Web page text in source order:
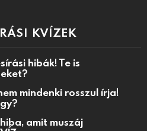
KVÍZEK
hibák! Te is
mindenki rosszul írja!
amit muszáj